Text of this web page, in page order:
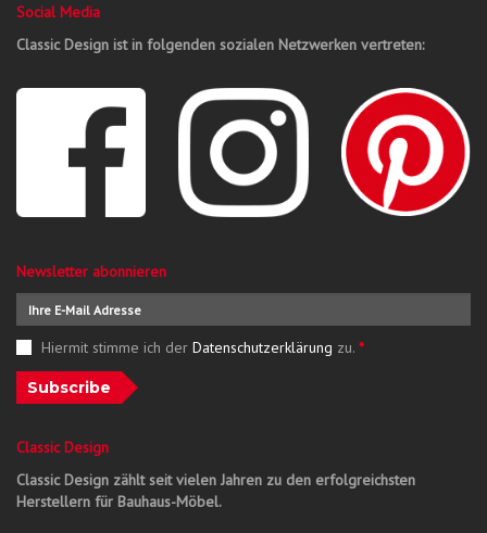
Social Media
Classic Design ist in folgenden sozialen Netzwerken vertreten:
Newsletter abonnieren
Hiermit stimme ich der Datenschutzerklärung zu. *
Subscribe
Classic Design
Classic Design zählt seit vielen Jahren zu den erfolgreichsten
Herstellern für Bauhaus-Möbel.